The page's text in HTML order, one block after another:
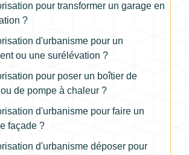
pour transformer un garage en
?
d'urbanisme pour un
ou une surélévation ?
pour poser un boîtier de
de pompe à chaleur ?
d'urbanisme pour faire un
façade ?
d'urbanisme déposer pour